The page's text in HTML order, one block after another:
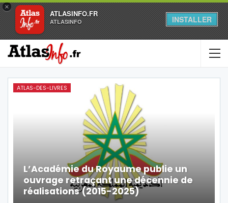
×
ATLASINFO.FR
ATLASINFO INSTALLER
ATLAS-DES-LIVRES
L’Académie du Royaume publie un
ouvrage retraçant une décennie de
réalisations (2015-2025)